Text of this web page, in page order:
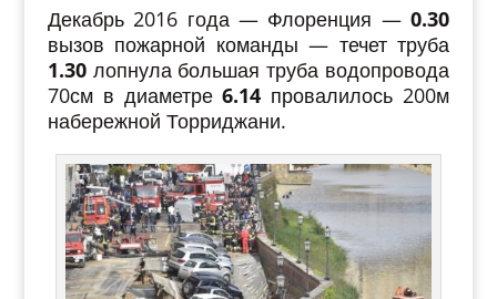
Декабрь 2016 года — Флоренция —0.30
вызов пожарной команды — течет труба
1.30лопнула большая труба водопровода
70см в диаметре6.14 провалилось 200м
набережной Торриджани.